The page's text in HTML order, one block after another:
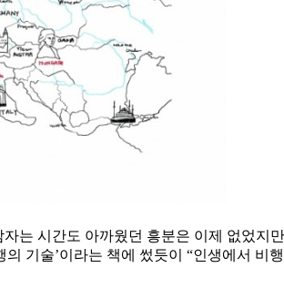
는 시간도 아까웠던 흥분은 이제 없었지
기술’이라는 책에 썼듯이 “인생에서 비